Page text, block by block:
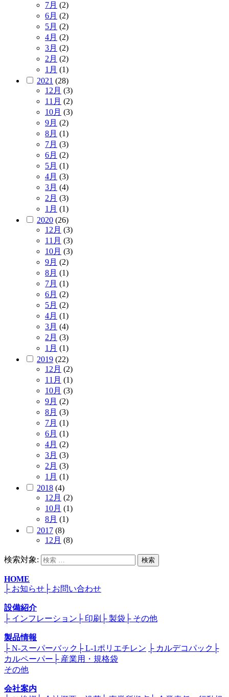
7月 (2)
6月 (2)
5月 (2)
4月 (2)
3月 (2)
2月 (2)
1月 (1)
2021 (28)
12月 (3)
11月 (2)
10月 (3)
9月 (2)
8月 (1)
7月 (3)
6月 (2)
5月 (1)
4月 (3)
3月 (4)
2月 (3)
1月 (1)
2020 (26)
12月 (3)
11月 (3)
10月 (3)
9月 (2)
8月 (1)
7月 (1)
6月 (2)
5月 (2)
4月 (1)
3月 (4)
2月 (3)
1月 (1)
2019 (22)
12月 (2)
11月 (1)
10月 (3)
9月 (2)
8月 (3)
7月 (1)
6月 (1)
4月 (2)
3月 (3)
2月 (3)
1月 (1)
2018 (4)
12月 (2)
10月 (1)
8月 (1)
2017 (8)
12月 (8)
検索対象: 検索
HOME
├ お知らせ ├ お問い合わせ
設備紹介
├ インフレーション ├ 印刷 ├ 製袋 ├ その他
製品情報
├ N-スーパーバック ├ L-1ポリエチレン ├ カルデコパック ├
カルペーパー ├ 産業用・規格袋
その他
会社案内